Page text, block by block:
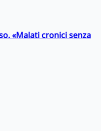
«Malati cronici senza